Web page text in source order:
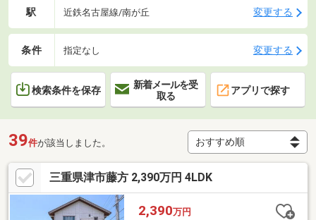
駅 近鉄名古屋線/南が丘 変更する
条件 指定なし 変更する
検索条件を保存
新着メールを受
取る
アプリで探す
39件が該当しました。
三重県津市藤方 2,390万円 4LDK
2,390万円